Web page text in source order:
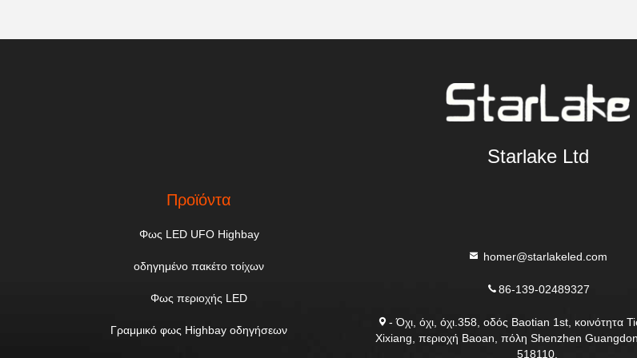
Starlake Ltd
Προϊόντα
Φως LED UFO Highbay
οδηγημένο πακέτο τοίχων
Φως περιοχής LED
Γραμμικό φως Highbay οδηγήσεων
homer@starlakeled.com
86-139-02489327
- Όχι, όχι, όχι.358, οδός Baotian 1st, κοινότητα
Xixiang, περιοχή Baoan, πόλη Shenzhen
518110.